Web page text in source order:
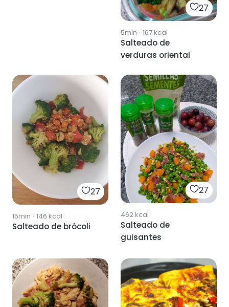
27
5min · 167kcal
Salteado de
verduras oriental
27
15min · 146 kcal
Salteado de brócoli
27
462kcal
Salteado de
guisantes